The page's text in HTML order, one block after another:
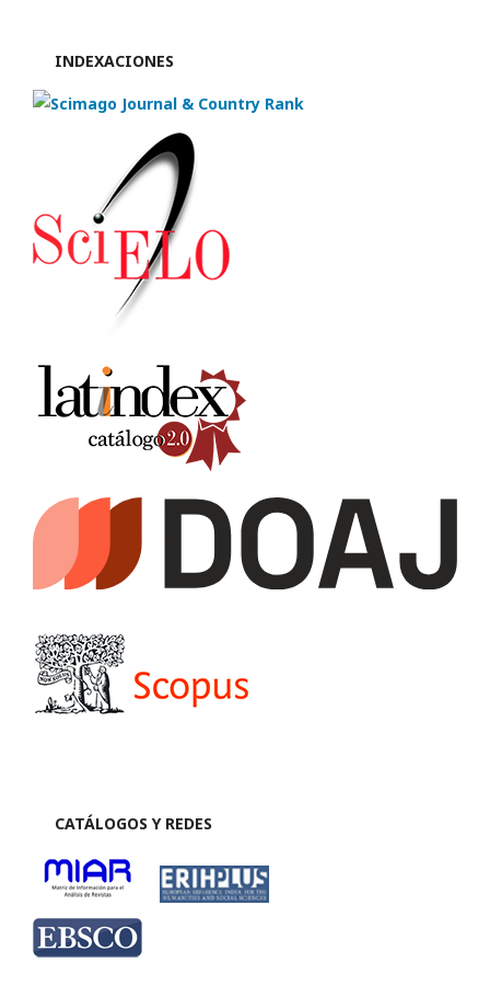
INDEXACIONES
CATÁLOGOS Y REDES